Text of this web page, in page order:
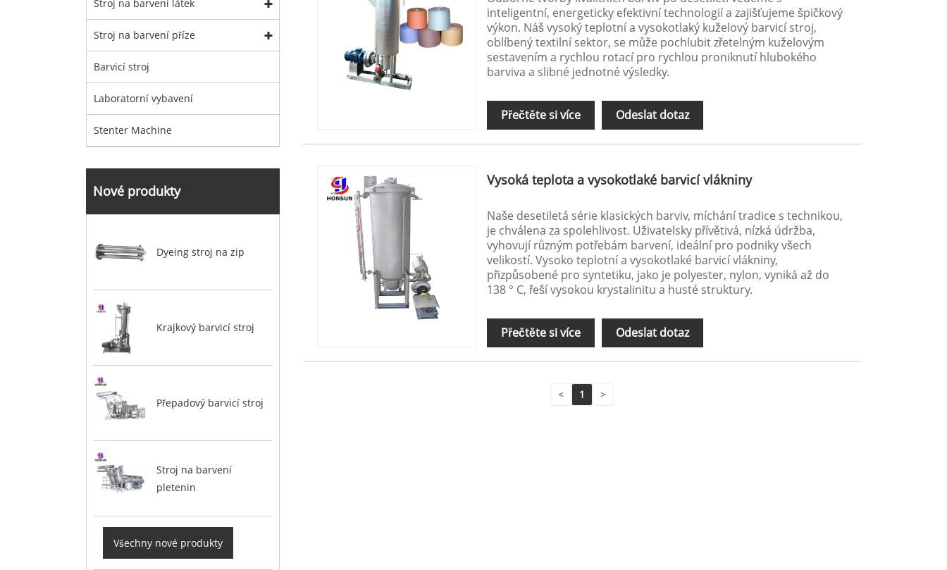
Stroj na barvení látek
Stroj na barvení příze
Barvicí stroj
Laboratorní vybavení
Stenter Machine
Nové produkty
Dyeing stroj na zip
Krajkový barvicí stroj
Přepadový barvicí stroj
Stroj na barvení
pletenin
Všechny nové produkty
inteligentní, energeticky efektivní technologií a zajišťujeme špičkový
výkon. Náš vysoký teplotní a vysokotlaký kuželový barvicí stroj,
oblíbený textilní sektor, se může pochlubit zřetelným kuželovým
sestavením a rychlou rotací pro rychlou proniknutí hlubokého
barviva a slibné jednotné výsledky.
Přečtěte si více Odeslat dotaz
Vysoká teplota a vysokotlaké barvicí vlákniny
Naše desetiletá série klasických barviv, míchání tradice s technikou,
je chválena za spolehlivost. Uživatelsky přívětivá, nízká údržba,
vyhovují různým potřebám barvení, ideální pro podniky všech
velikostí. Vysoko teplotní a vysokotlaké barvicí vlákniny,
přizpůsobené pro syntetiku, jako je polyester, nylon, vyniká až do
138 ° C, řeší vysokou krystalinitu a husté struktury.
Přečtěte si více Odeslat dotaz
< 1 >